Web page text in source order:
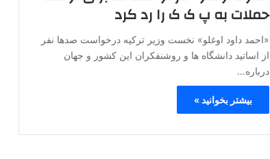
حملات به پ ک ک را رد کرد
«احمد داود اوغلو» نخست وزیر ترکیه درخواست صدها نفر
از اساتید دانشگاه ها و روشنفکران این کشور و جهان
درباره…
بیشتر بخوانید »